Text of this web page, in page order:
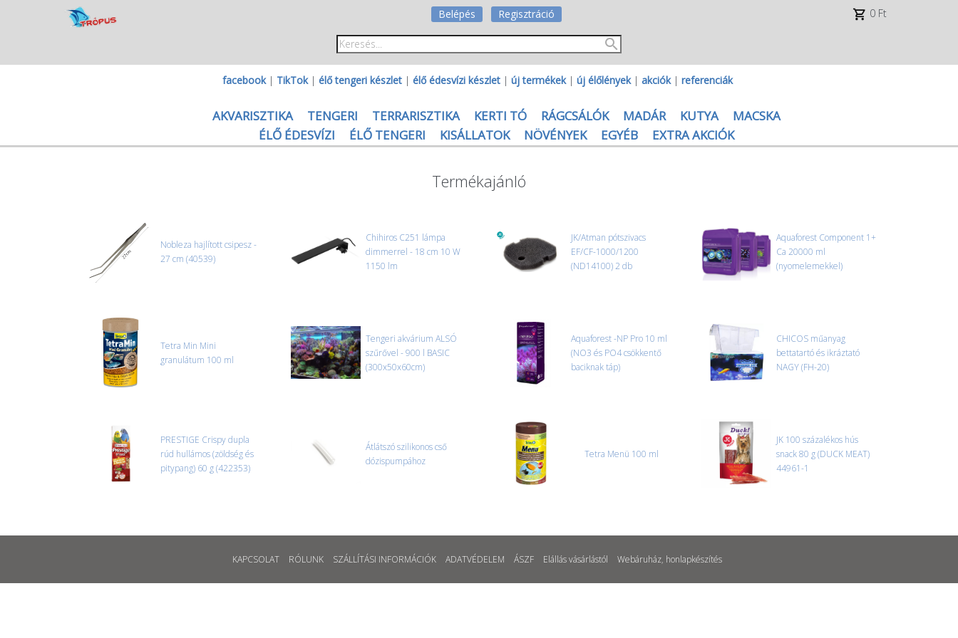
Belépés Regisztráció 0 Ft
facebook| TikTok| élő tengeri készlet | élő édesvízi készlet | új termékek| új élőlények| akciók| referenciák
AKVARISZTIKA TENGERI TERRARISZTIKA KERTI TÓ RÁGCSÁLÓK MADÁR KUTYA
MACSKA
ÉLŐ ÉDESVÍZI
ÉLŐ TENGERI KISÁLLATOK NÖVÉNYEK EGYÉB EXTRA AKCIÓK
Termékajánló
Nobleza hajlított csipesz -
27 cm (40539)
Chihiros C251 lámpa
dimmerrel - 18 cm 10 W
1150 lm
JK/Atman pótszivacs
EF/CF-1000/1200
(ND14100) 2 db
Aquaforest Component 1+
Ca 20000 ml
(nyomelemekkel)
Tetra Min Mini
granulátum 100 ml
Tengeri akvárium ALSÓ
szűrővel - 900 l BASIC
(300x50x60cm)
Aquaforest -NP Pro 10 ml
(NO3 és PO4 csökkentő
baciknak táp)
CHICOS műanyag
bettatartó és ikráztató
NAGY (FH-20)
PRESTIGE Crispy dupla
rúd hullámos (zöldség és
pitypang) 60 g (422353)
Átlátszó szilikonos cső
dózispumpához
Tetra Menü 100 ml
JK 100 százalékos hús
snack 80 g (DUCK MEAT)
44961-1
KAPCSOLAT RÓLUNK SZÁLLÍTÁSI INFORMÁCIÓK ADATVÉDELEM ÁSZF Elállás vásárlástól Webáruház, honlapkészítés